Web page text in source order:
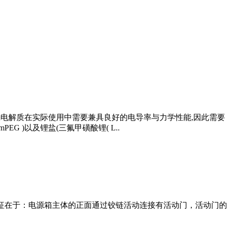
解质在实际使用中需要兼具良好的电导率与力学性能,因此需要
)以及锂盐(三氟甲磺酸锂( L..
于：电源箱主体的正面通过铰链活动连接有活动门，活动门的